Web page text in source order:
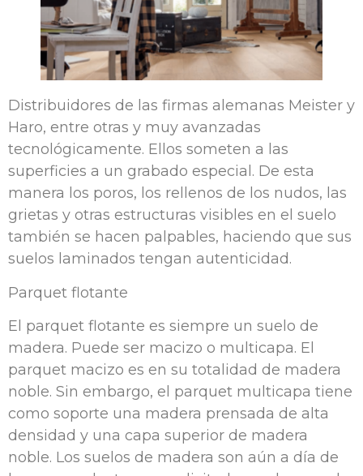
Distribuidores de las firmas alemanas Meister y
Haro, entre otras y muy avanzadas
tecnológicamente. Ellos someten a las
superficies a un grabado especial. De esta
manera los poros, los rellenos de los nudos, las
grietas y otras estructuras visibles en el suelo
también se hacen palpables, haciendo que sus
suelos laminados tengan autenticidad.
Parquet flotante
El parquet flotante es siempre un suelo de
madera. Puede ser macizo o multicapa. El
parquet macizo es en su totalidad de madera
noble. Sin embargo, el parquet multicapa tiene
como soporte una madera prensada de alta
densidad y una capa superior de madera
noble. Los suelos de madera son aún a día de